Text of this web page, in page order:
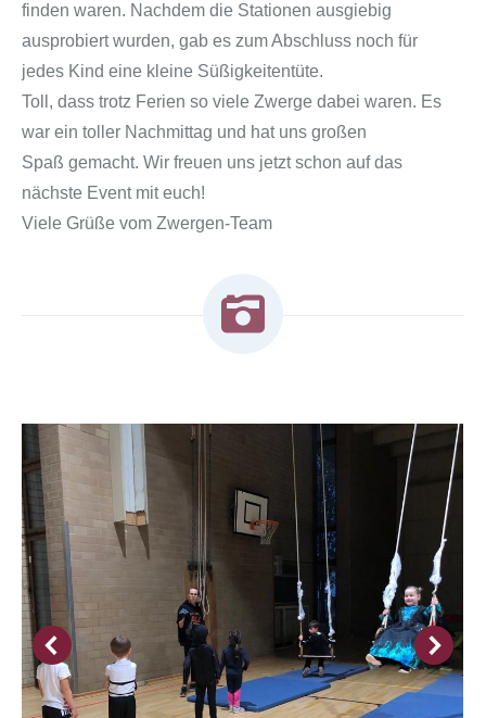
finden waren. Nachdem die Stationen ausgiebig
ausprobiert wurden, gab es zum Abschluss noch für
jedes Kind eine kleine Süßigkeitentüte.
Toll, dass trotz Ferien so viele Zwerge dabei waren. Es
war ein toller Nachmittag und hat uns großen
Spaß gemacht. Wir freuen uns jetzt schon auf das
nächste Event mit euch!
Viele Grüße vom Zwergen-Team